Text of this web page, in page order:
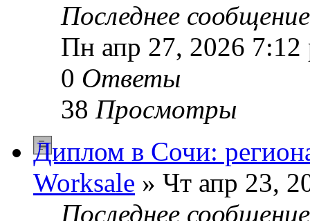
Последнее
Пн апр 27, 2026 7:12
0 Ответы
38 Просмотры
Диплом в Сочи:
Worksale » Чт апр 23,
Последнее